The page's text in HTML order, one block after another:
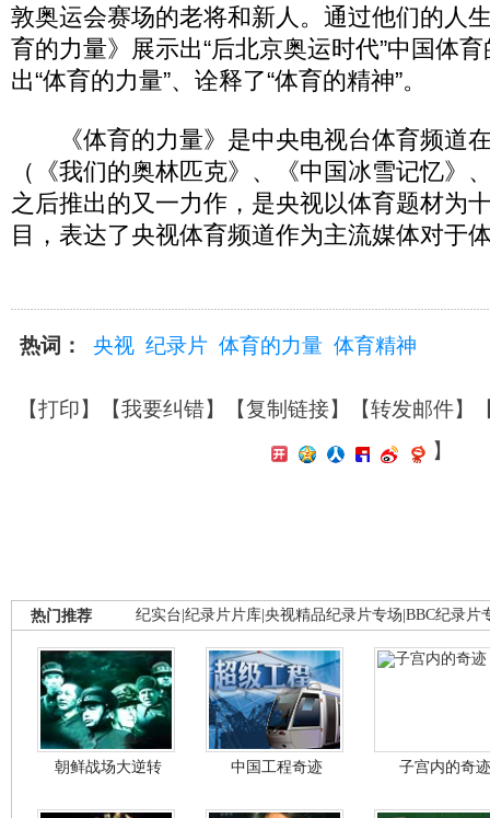
敦奥运会赛场的老将和新人。通过他们的人
育的力量》展示出“后北京奥运时代”中国体
出“体育的力量”、诠释了“体育的精神”。
《体育的力量》是中央电视台体育频道
（《我们的奥林匹克》、《中国冰雪记忆》
之后推出的又一力作，是央视以体育题材为
目，表达了央视体育频道作为主流媒体对于
热词： 央视 纪录片 体育的力量 体育精神
【打印】【我要纠错】【复制链接】【转发邮件】
】
纪实台 纪录片片库 央视精品纪录片专场 BBC纪录片
热门推荐
朝鲜战场大逆转 中国工程奇迹 子宫内的奇迹